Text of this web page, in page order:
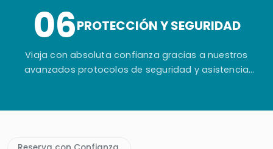
06PROTECCIÓN Y SEGURIDAD
Viaja con absoluta confianza gracias a nuestros
avanzados protocolos de seguridad y asistencia